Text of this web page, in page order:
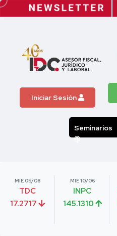
Iniciar Sesión
Seminarios
MIE 05/08
TDC
17.2717
MIE 10/06
INPC
145.1310